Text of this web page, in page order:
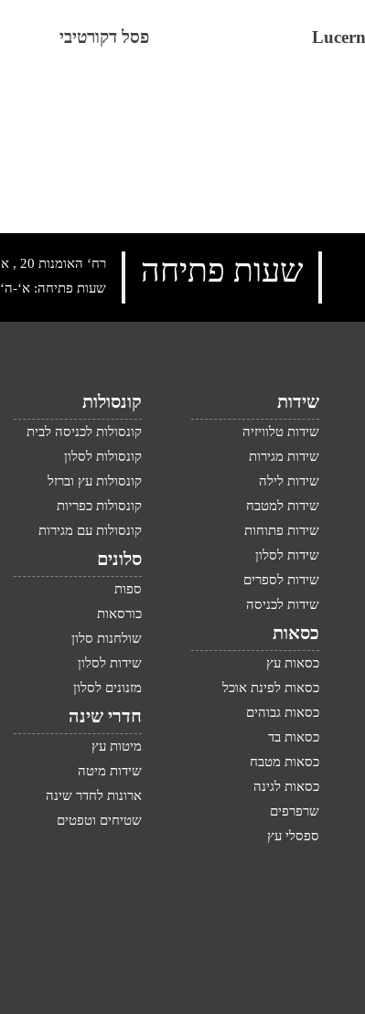
פסל דקורטיבי
רח‘ האומנות 20 , א.ת חדש נתניה, טלפון:
שעות פתיחה: א‘-ה‘ 10:00-18:00 , שישי: 9:00-14:00
שעות פתיחה
שידות
שידות טלוויזיה
שידות מגירות
שידות לילה
שידות למטבח
שידות פתוחות
שידות לסלון
שידות לספרים
שידות לכניסה
כסאות
כסאות עץ
כסאות לפינת אוכל
כסאות גבוהים
כסאות בד
כסאות מטבח
כסאות לגינה
שרפרפים
ספסלי עץ
קונסולות
קונסולות לכניסה לבית
קונסולות לסלון
קונסולות עץ וברזל
קונסולות כפריות
קונסולות עם מגירות
סלונים
ספות
כורסאות
שולחנות סלון
שידות לסלון
מזנונים לסלון
חדרי שינה
מיטות עץ
שידות מיטה
ארונות לחדר שינה
שטיחים וטפטים